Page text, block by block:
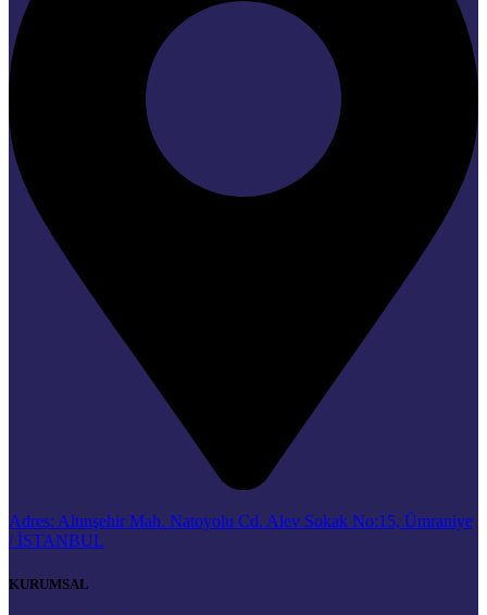
Adres: Altınşehir Mah. Natoyolu Cd. Alev Sokak No:15, Ümraniye
/ İSTANBUL
KURUMSAL